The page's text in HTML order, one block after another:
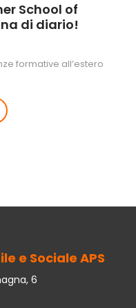
School of
di diario!
formative all’estero
e Sociale APS
6